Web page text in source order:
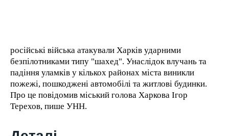
російські війська атакували Харків ударними
безпілотниками типу "шахед". Унаслідок влучань та
падіння уламків у кількох районах міста виникли
пожежі, пошкоджені автомобілі та житлові будинки.
Про це повідомив міський голова Харкова Ігор
Терехов, пише УНН.